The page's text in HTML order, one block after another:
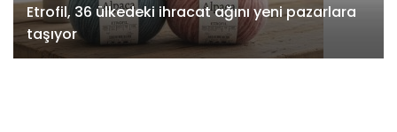
Etrofil, 36 ülkedeki ihracat ağını yeni pazarlara
taşıyor